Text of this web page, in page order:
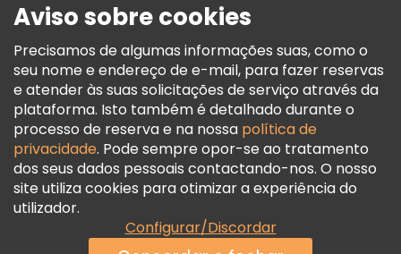
Termos E Informações Legais
Política De Cookies
Freetour Prémios
Programa De Fidelidade
Aviso sobre cookies
Precisamos de algumas informações suas, como o
seu nome e endereço de e-mail, para fazer reservas
e atender às suas solicitações de serviço através da
plataforma. Isto também é detalhado durante o
processo de reserva e na nossa política de
privacidade. Pode sempre opor-se ao tratamento
dos seus dados pessoais contactando-nos. O nosso
site utiliza cookies para otimizar a experiência do
utilizador.
Configurar/Discordar